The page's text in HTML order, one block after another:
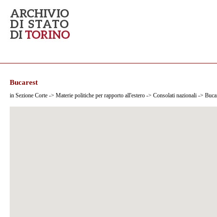
Bucarest
in Sezione Corte -> Materie politiche per rapporto all'estero -> Consolati nazionali ->